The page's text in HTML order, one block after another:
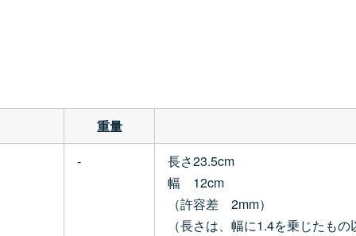
重量
-
長さ23.5cm
幅 12cm
（許容差 2mm）
（長さは、幅に1.4を乗じたもの